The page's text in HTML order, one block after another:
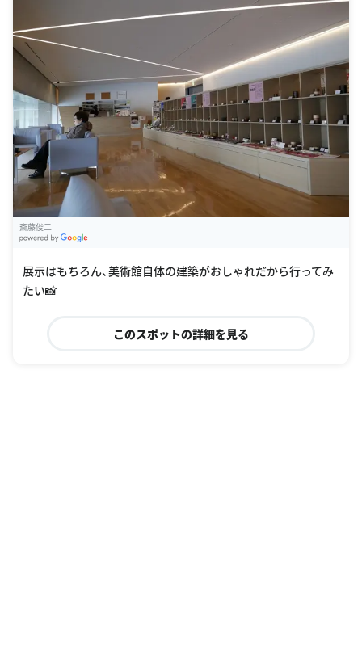
斎藤俊二
展示はもちろん、美術館自体の建築がおしゃれだから行ってみ
たい📸
このスポットの詳細を見る